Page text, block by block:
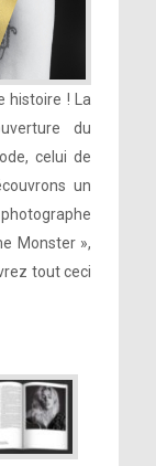
histoire ! La
du
celui de
un
Monster »,
tout ceci